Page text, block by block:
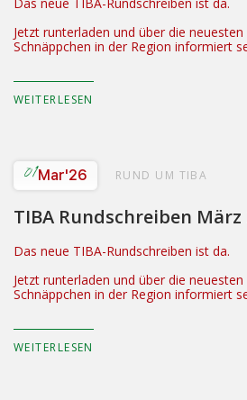
Jetzt runterladen und über die
Schnäppchen in der Region informiert
WEITERLESEN
01Mar'26 RUND UM TIBA
TIBA Rundschreiben März
Das neue TIBA-Rundschreiben ist da.
Jetzt runterladen und über die
Schnäppchen in der Region informiert
WEITERLESEN